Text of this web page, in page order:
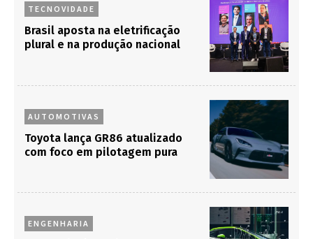
TECNOVIDADE
Brasil aposta na eletrificação
plural e na produção nacional
AUTOMOTIVAS
Toyota lança GR86 atualizado
com foco em pilotagem pura
ENGENHARIA